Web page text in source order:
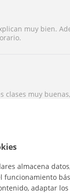
muy bien.
clases muy
mucho.
Lu Ma Mi
almacena
funcionamiento
adaptar